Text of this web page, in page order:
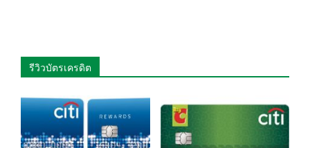
รีวิวบัตรเครดิต